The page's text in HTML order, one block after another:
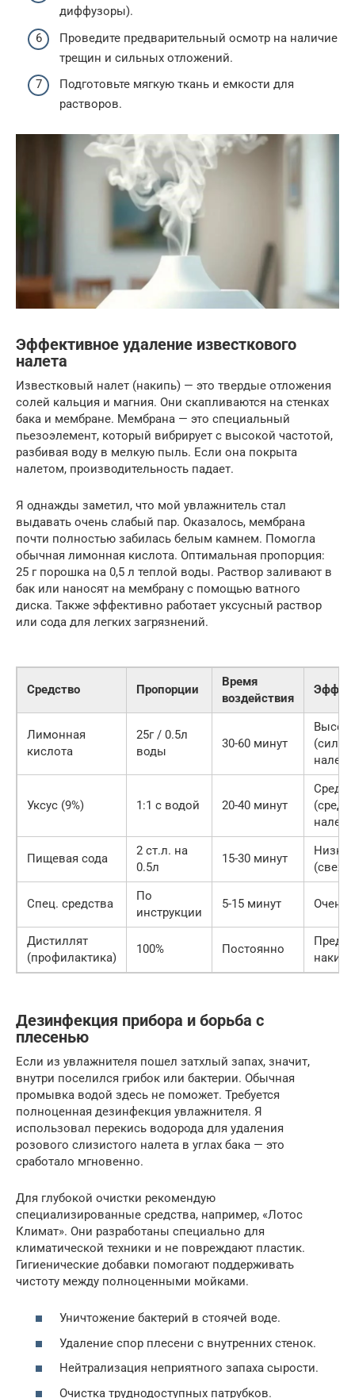
диффузоры).
Проведите предварительный осмотр на наличие
трещин и сильных отложений.
Подготовьте мягкую ткань и емкости для
растворов.
Эффективное удаление известкового
налета
Известковый налет (накипь) — это твердые отложения
солей кальция и магния. Они скапливаются на стенках
бака и мембране. Мембрана — это специальный
пьезоэлемент, который вибрирует с высокой частотой,
разбивая воду в мелкую пыль. Если она покрыта
налетом, производительность падает.
Я однажды заметил, что мой увлажнитель стал
выдавать очень слабый пар. Оказалось, мембрана
почти полностью забилась белым камнем. Помогла
обычная лимонная кислота. Оптимальная пропорция:
25 г порошка на 0,5 л теплой воды. Раствор заливают в
бак или наносят на мембрану с помощью ватного
диска. Также эффективно работает уксусный раствор
или сода для легких загрязнений.
Средство Пропорции
Время
воздействия
Лимонная
кислота
25г / 0.5л
воды
30-60 минут
налет)
Уксус (9%) 1:1 с водой 20-40 минут
налет)
Пищевая сода
2 ст.л. на
0.5л
15-30 минут
Низкая
Спец. средства
По
инструкции
5-15 минут Очень
Дистиллят
(профилактика)
100% Постоянно
накипь
Дезинфекция прибора и борьба с
плесенью
Если из увлажнителя пошел затхлый запах, значит,
внутри поселился грибок или бактерии. Обычная
промывка водой здесь не поможет. Требуется
полноценная дезинфекция увлажнителя. Я
использовал перекись водорода для удаления
розового слизистого налета в углах бака — это
сработало мгновенно.
Для глубокой очистки рекомендую
специализированные средства, например, «Лотос
Климат». Они разработаны специально для
климатической техники и не повреждают пластик.
Гигиенические добавки помогают поддерживать
чистоту между полноценными мойками.
Уничтожение бактерий в стоячей воде.
Удаление спор плесени с внутренних стенок.
Нейтрализация неприятного запаха сырости.
Очистка труднодоступных патрубков.